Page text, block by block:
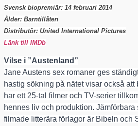
Svensk biopremiär: 14 februari 2014
Ålder: Barntillåten
Distributör: United International Pictures
Länk till IMDb
Vilse i ”Austenland”
Jane Austens sex romaner ges
hastig sökning på nätet visar också att
har ett 25-tal filmer och TV-serier
hennes liv och produktion. Jämförbara
filmade litterära förlagor är Bibeln och